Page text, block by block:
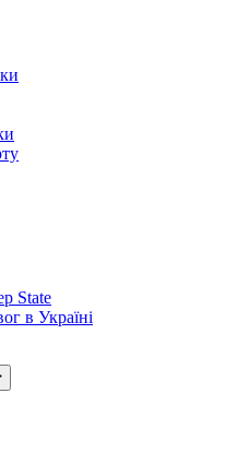
State
в Україні